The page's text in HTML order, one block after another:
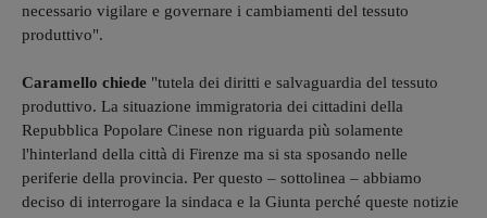
necessario vigilare e governare i cambiamenti del tessuto
produttivo".
Caramello chiede "tutela dei diritti e salvaguardia del tessuto
produttivo. La situazione immigratoria dei cittadini della
Repubblica Popolare Cinese non riguarda più solamente
l'hinterland della città di Firenze ma si sta sposando nelle
periferie della provincia. Per questo – sottolinea – abbiamo
deciso di interrogare la sindaca e la Giunta perché queste notizie